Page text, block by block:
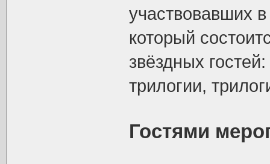
участвовавших
который
звёздных
трилогии,
Гостями